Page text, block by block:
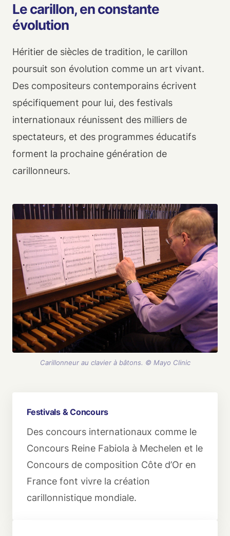
Le carillon, en constante
évolution
Héritier de siècles de tradition, le carillon
poursuit son évolution comme un art vivant.
Des compositeurs contemporains écrivent
spécifiquement pour lui, des festivals
internationaux réunissent des milliers de
spectateurs, et des programmes éducatifs
forment la prochaine génération de
carillonneurs.
Carillonneur au clavier à bâtons. © Mayo Clinic
Festivals & Concours
Des concours internationaux comme le
Concours Reine Fabiola à Mechelen et le
Concours de composition Côte d’Or en
France font vivre la création
carillonnistique mondiale.